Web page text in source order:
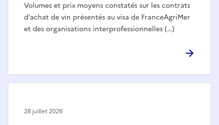
Volumes et prix moyens constatés sur les contrats
d’achat de vin présentés au visa de FranceAgriMer
et des organisations interprofessionnelles (…)
28 juillet 2026